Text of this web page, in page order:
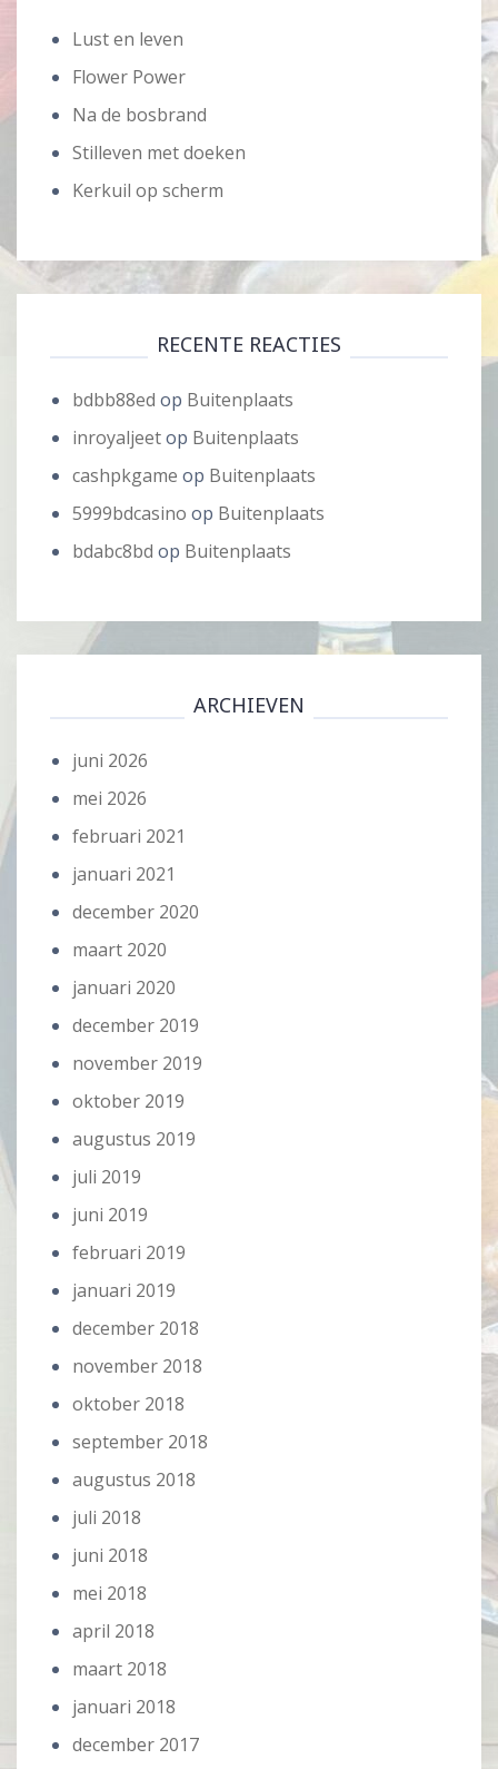
Lust en leven
Flower Power
Na de bosbrand
Stilleven met doeken
Kerkuil op scherm
RECENTE REACTIES
bdbb88ed op Buitenplaats
inroyaljeetop Buitenplaats
cashpkgame op Buitenplaats
5999bdcasino op Buitenplaats
bdabc8bd op Buitenplaats
ARCHIEVEN
juni 2026
mei 2026
februari 2021
januari 2021
december 2020
maart 2020
januari 2020
december 2019
november 2019
oktober 2019
augustus 2019
juli 2019
juni 2019
februari 2019
januari 2019
december 2018
november 2018
oktober 2018
september 2018
augustus 2018
juli 2018
juni 2018
mei 2018
april 2018
maart 2018
januari 2018
december 2017